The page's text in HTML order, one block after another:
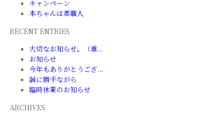
キャンペーン
本ちゃんは革職人
RECENT ENTRIES
大切なお知らせ。（重...
お知らせ
今年もありがとうござ...
誠に勝手ながら
臨時休業のお知らせ
ARCHIVES